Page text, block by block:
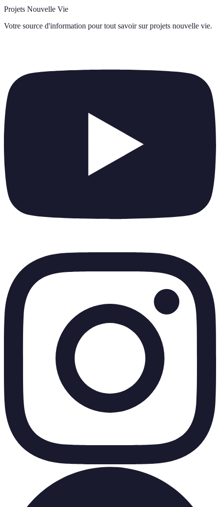
Projets Nouvelle Vie
Votre source d'information pour tout savoir sur projets nouvelle vie.